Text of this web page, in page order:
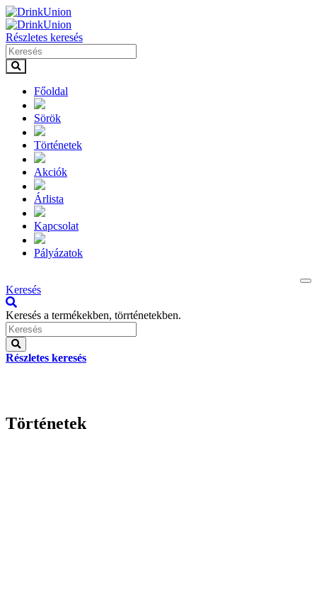
Részletes keresés
Főoldal
Sörök
Történetek
Akciók
Árlista
Kapcsolat
Pályázatok
Keresés
Keresés a termékekben, törrténetekben.
Részletes keresés
Történetek